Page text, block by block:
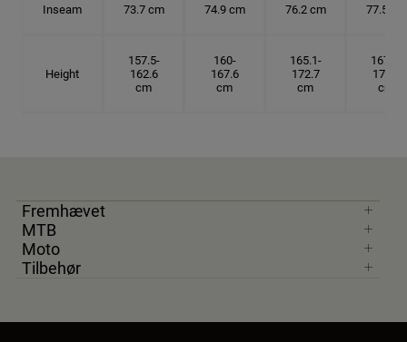
Inseam 73.7 cm 74.9 cm 76.2 cm 77.5 cm
Height
157.5-
162.6
cm
160-
167.6
cm
165.1-
172.7
cm
167.6-
175.3
cm
Fremhævet
MTB
Moto
Tilbehør